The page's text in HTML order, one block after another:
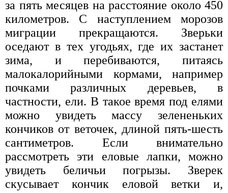
за пять месяцев на расстояние около 450
километров. С наступлением морозов
миграции прекращаются. Зверьки
оседают в тех угодьях, где их застанет
зима, и перебиваются, питаясь
малокалорийными кормами, например
почками различных деревьев, в
частности, ели. В такое время под елями
можно увидеть массу зелененьких
кончиков от веточек, длиной пять-шесть
сантиметров. Если внимательно
рассмотреть эти еловые лапки, можно
увидеть беличьи погрызы. Зверек
скусывает кончик еловой ветки и,